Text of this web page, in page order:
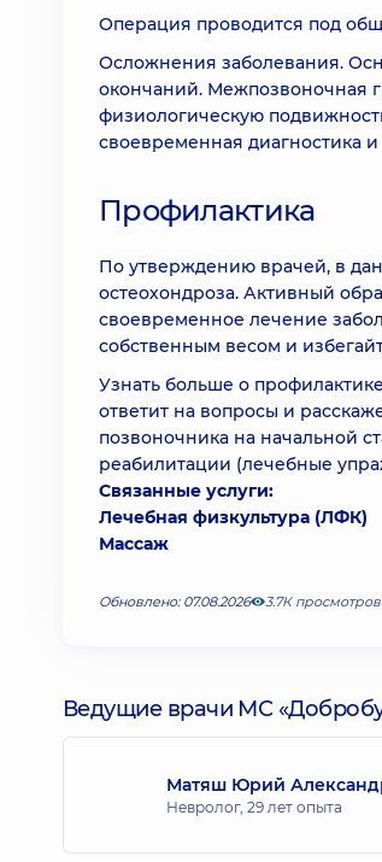
Операция проводится под
Осложнения заболевания.
окончаний. Межпозвоночная
физиологическую
своевременная диагностика
Профилактика
По утверждению врачей, в
остеохондроза. Активный
своевременное лечение
собственным весом и
Узнать больше о
ответит на вопросы и
позвоночника на начальной
реабилитации (лечебные
Связанные услуги:
Лечебная физкультура (ЛФК)
Массаж
Обновлено: 07.08.2026 3.7К просмотров
Ведущие врачи МС
Матяш Юрий
Невролог, 29 лет опыта